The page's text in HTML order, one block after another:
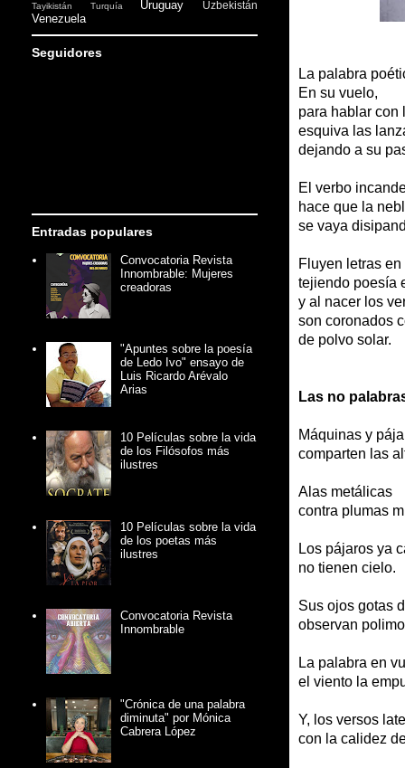
La palabra
En su vuelo,
para hablar con
esquiva las
dejando a su
El verbo
hace que la
se vaya
Fluyen letras
tejiendo poesía
y al nacer los
son coronados
de polvo solar.
Las no
Máquinas y
comparten las
Alas metálicas
contra plumas
Los pájaros ya
no tienen cielo.
Sus ojos gotas
observan
La palabra en
el viento la
Y, los versos
con la calidez
Tayikistán
Turquía Uruguay Uzbekistán
Venezuela
Seguidores
Entradas populares
Convocatoria Revista
Innombrable: Mujeres
creadoras
"Apuntes sobre la poesía
de Ledo Ivo" ensayo de
Luis Ricardo Arévalo
Arias
10 Películas sobre la vida
de los Filósofos más
ilustres
10 Películas sobre la vida
de los poetas más
ilustres
Convocatoria Revista
Innombrable
"Crónica de una palabra
diminuta" por Mónica
Cabrera López